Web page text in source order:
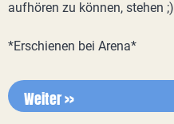
aufhören zu können, stehen ;)
*Erschienen bei Arena*
Weiter >>